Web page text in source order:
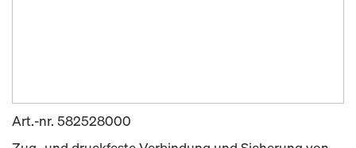
Art.-nr. 582528000